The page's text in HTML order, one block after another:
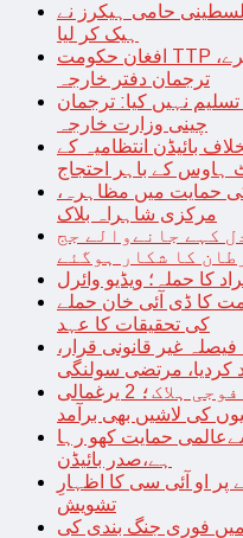
حامی ہیکرز نے
ہیک کر لیا
افغان حکومت TTP قیادت کو پاکستان کے حوالے کرے،
ترجمان دفتر خارجہ
تسلیم نہیں کیا: ترجمان
چینی وزارت خارجہ
بائیڈن انتظامیہ کے
ہاوس کے باہر احتجاج
کی حمایت میں مظاہرہ،
مرکزی شاہراہ بلاک
کہے جانےوالے جج
کا شکار ہوگئے
کا حملہ؛ ویڈیو وائرل
کا ڈی آئی خان حملے
کی تحقیقات کا عہد
غیر قانونی قرار،
کردیا، مرتضی سولنگی
غزہ میں مزید 10 اسرائیلی فوجی ہلاک؛ 2 یرغمالی
کی لاشیں بھی برآمد
حمایت کھو رہا
ہے،صدر بائیڈن
او آئی سی کا اظہارِ
تشویش
فوری جنگ بندی کی